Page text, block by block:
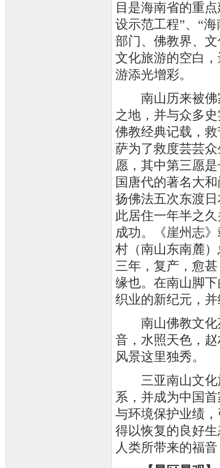
目是海南省的重
设示范工程”、“
部门、佛教界、
文化旅游的空白
游添光增彩。
南山历来被佛
之地，并与众多
佛教经典记载，
萨为了救度芸芸
愿，其中第三愿
国唐代的著名大
扬佛法五次东渡
此居住一年半之
成功。《崖州志
村（南山东南麓
三年，复产，愈
缘也。在南山脚
织业的新纪元，
南山佛教文化
音，水照天色，
风景这里独秀。
三亚南山文化
系，并成为中国
与环境保护业绩
得以恢复的良好
人类所带来的福